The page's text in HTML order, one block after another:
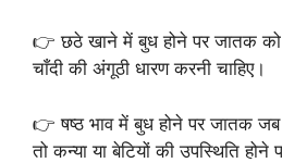
👉 छठे खाने में बुध होने पर जातक को
चाँदी की अंगूठी धारण करनी चाहिए।
👉 षष्ठ भाव में बुध होने पर जातक
तो कन्या या बेटियों की उपस्थिति